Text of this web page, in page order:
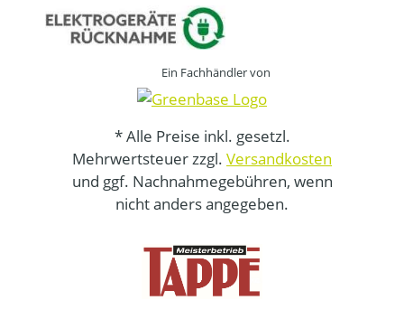
Ein Fachhändler von
* Alle Preise inkl. gesetzl.
Mehrwertsteuer zzgl. Versandkosten
und ggf. Nachnahmegebühren, wenn
nicht anders angegeben.